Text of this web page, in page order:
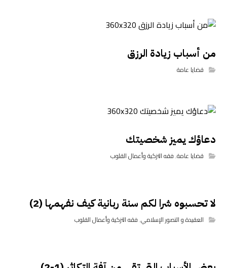
من أسباب زيادة الرزق
قضايا عامة
دعاؤك يميز شخصيتك
قضايا عامة,فقه التزكية وأعمال القلوب
لا تحسبوه شرا لكم سنة ربانية كيف نفهمها (2)
العقيدة و التصور الإسلامي,فقه التزكية وأعمال القلوب